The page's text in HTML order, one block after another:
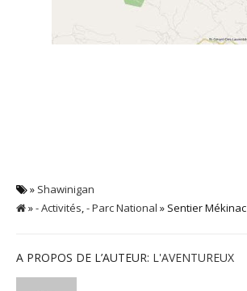
» Shawinigan
»- Activités,- Parc National » Sentier Mékinac
A PROPOS DE L’AUTEUR: L'AVENTUREUX